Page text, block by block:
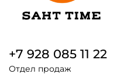
+7 928 085 11 22
Отдел продаж